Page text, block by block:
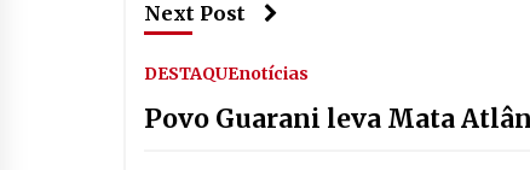
Next Post
DESTAQUEnotícias
Povo Guarani leva Mata